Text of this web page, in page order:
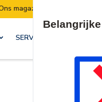
SERVICES & OPLOSSINGEN